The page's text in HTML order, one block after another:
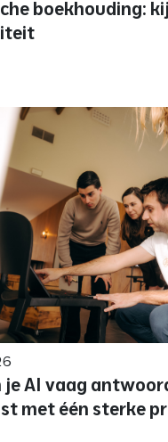
boekhouding:
je AI vaag
met één sterke